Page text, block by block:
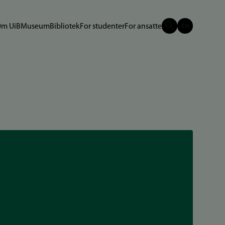
UiBMuseumBibliotekFor studenterFor ansatte